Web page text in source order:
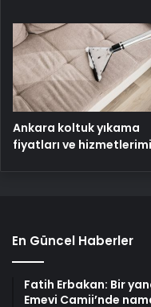
Ankara koltuk yıkama
fiyatları ve
En Güncel Haberler
Fatih Erbakan: Bir
Emevi Camii’nde